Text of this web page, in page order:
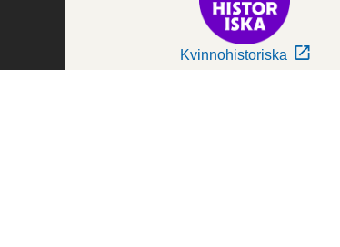
Kvinnohistoriska